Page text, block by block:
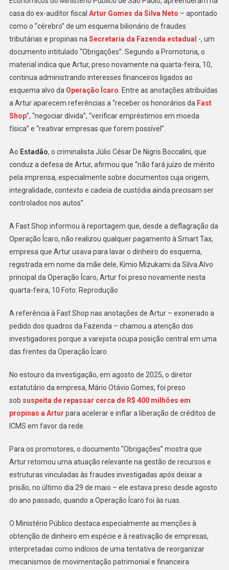
casa do ex-auditor fiscal Artur Gomes da Silva Neto – apontado
como o “cérebro” de um esquema bilionário de fraudes
tributárias e propinas na Secretaria da Fazenda estadual -, um
documento intitulado “Obrigações”. Segundo a Promotoria, o
material indica que Artur, preso novamente na quarta-feira, 10,
continua administrando interesses financeiros ligados ao
esquema alvo da Operação Ícaro . Entre as anotações atribuídas
a Artur aparecem referências a “receber os honorários da Fast
Shop”, “negociar dívida”, “verificar empréstimos em moeda
física” e “reativar empresas que forem possível”.
Ao Estadão, o criminalista Júlio César De Nigris Boccalini, que
conduz a defesa de Artur, afirmou que “não fará juízo de mérito
pela imprensa, especialmente sobre documentos cuja origem,
integralidade, contexto e cadeia de custódia ainda precisam ser
controlados nos autos”.
A Fast Shop informou à reportagem que, desde a deflagração da
Operação Ícaro, não realizou qualquer pagamento à Smart Tax,
empresa que Artur usava para lavar o dinheiro do esquema,
registrada em nome da mãe dele, Kimio Mizukami da Silva.Alvo
principal da Operação Ícaro, Artur foi preso novamente nesta
quarta-feira, 10 Foto: Reprodução
A referência à Fast Shop nas anotações de Artur – exonerado a
pedido dos quadros da Fazenda – chamou a atenção dos
investigadores porque a varejista ocupa posição central em uma
das frentes da Operação Ícaro.
No estouro da investigação, em agosto de 2025, o diretor
estatutário da empresa, Mário Otávio Gomes, foi preso
sob suspeita de repassar cerca de R$ 400 milhões em
propinas a Artur para acelerar e inflar a liberação de créditos de
ICMS em favor da rede.
Para os promotores, o documento “Obrigações” mostra que
Artur retomou uma atuação relevante na gestão de recursos e
estruturas vinculadas às fraudes investigadas após deixar a
prisão, no último dia 29 de maio – ele estava preso desde agosto
do ano passado, quando a Operação Ícaro foi às ruas.
O Ministério Público destaca especialmente as menções à
obtenção de dinheiro em espécie e à reativação de empresas,
interpretadas como indícios de uma tentativa de reorganizar
mecanismos de movimentação patrimonial e financeira